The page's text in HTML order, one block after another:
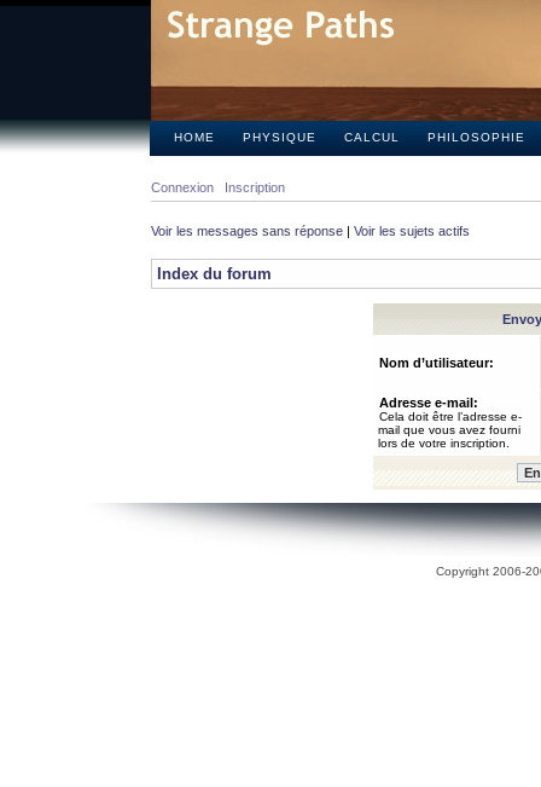
HOME PHYSIQUE CALCUL PHILOSOPHIE
Connexion Inscription
Voir les messages sans réponse | Voir les sujets actifs
Index du forum
Nom d’utilisateur:
Adresse e-mail:
Cela doit être l’adresse e-
mail que vous avez fourni
lors de votre inscription.
Copyright 2006-